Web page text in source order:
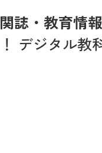
誌・教育情報
デジタル教